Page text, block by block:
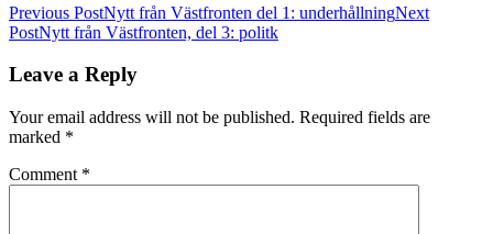
Post
navigation
Previous PostNytt från Västfronten del 1: underhållningNext
PostNytt från Västfronten, del 3: politk
Leave a Reply
Your email address will not be published. Required fields are
marked *
Comment *